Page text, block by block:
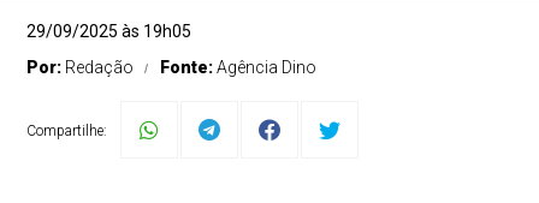
29/09/2025 às 19h05
Por: Redação Fonte:Agência Dino
Compartilhe: